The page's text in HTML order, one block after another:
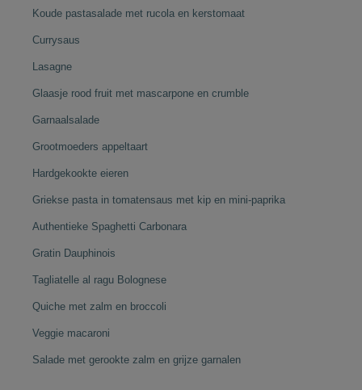
Koude pastasalade met rucola en kerstomaat
Currysaus
Lasagne
Glaasje rood fruit met mascarpone en crumble
Garnaalsalade
Grootmoeders appeltaart
Hardgekookte eieren
Griekse pasta in tomatensaus met kip en mini-paprika
Authentieke Spaghetti Carbonara
Gratin Dauphinois
Tagliatelle al ragu Bolognese
Quiche met zalm en broccoli
Veggie macaroni
Salade met gerookte zalm en grijze garnalen